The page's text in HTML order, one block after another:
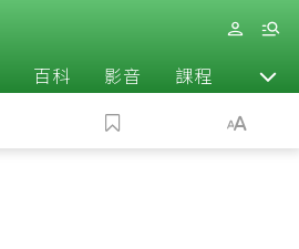
百科 影音 課程 退休